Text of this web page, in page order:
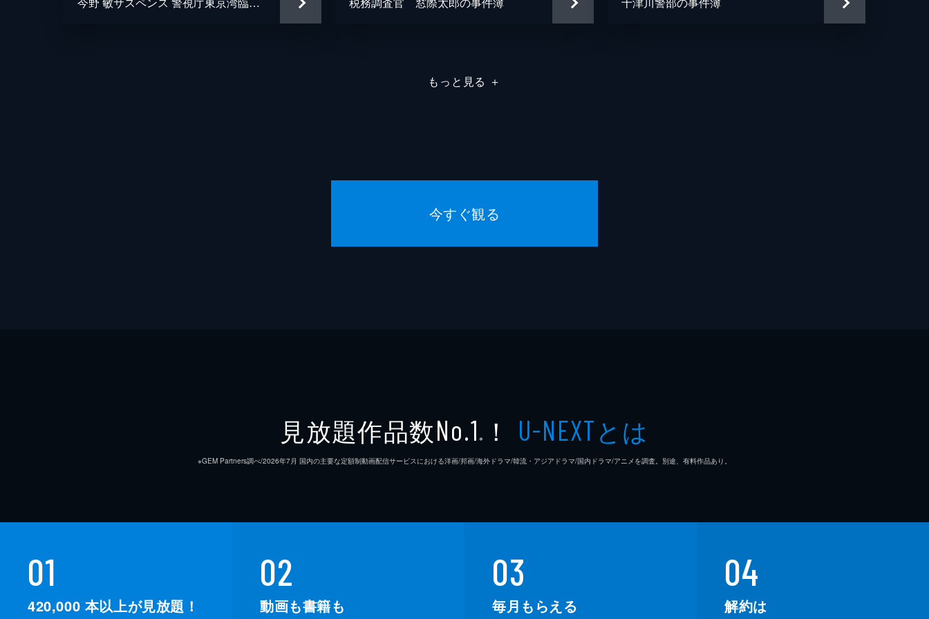
もっと見る ＋
今すぐ観る
見放題作品数No.1 ※ ！ U-NEXTとは
※GEM Partners調べ/2026年7⽉ 国内の主要な定額制動画配信サービスにおける洋画/邦画/海外ドラマ/韓流・アジアドラマ/国内ドラマ/アニメを調査。別途、有料作品あり。
01
420,000 本以上が見放題！
02
動画も書籍も
03
毎月もらえる
04
解約は